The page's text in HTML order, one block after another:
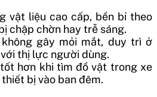
vật liệu cao cấp, bền bỉ theo
chập chờn hay trễ sáng.
gây mỏi mắt, duy trì ở
thị lực người dùng.
hơn khi tìm đồ vật trong xe
bị vào ban đêm.